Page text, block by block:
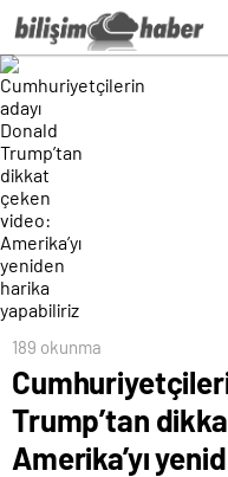
harika yapabiliriz
189 okunma
Trump’tan
Amerika’yı